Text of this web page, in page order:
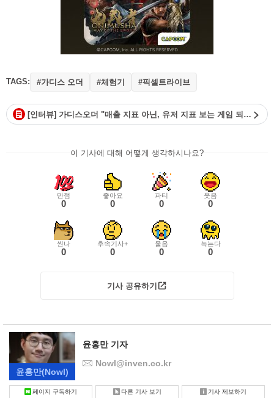
TAGS: #가디스 오더 #체험기 #픽셀트라이브
[인터뷰] 가디스오더 "매출 지표 아닌, 유저 지표 보는 게임 되겠다"
이 기사에 대해 어떻게 생각하시나요?
만점
0
좋아요
0
파티
0
웃음
0
씬나
0
후속기사+
0
울음
0
녹는다
0
기사 공유하기
윤홍만(Nowl)
윤홍만 기자
Nowl@inven.co.kr
페이지 구독하기 다른 기사 보기 기사 제보하기